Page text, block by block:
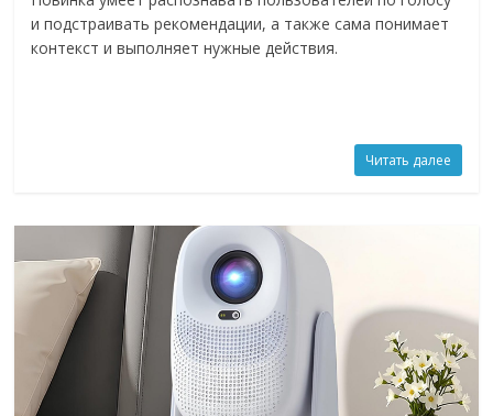
и подстраивать рекомендации, а также сама понимает
контекст и выполняет нужные действия.
Читать далее